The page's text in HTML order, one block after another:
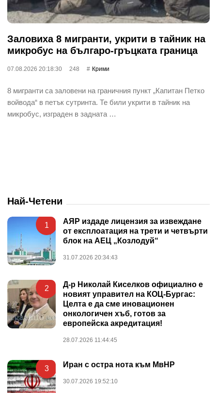
Заловиха 8 мигранти, укрити в тайник на
микробус на българо-гръцката граница
07.08.2026 20:18:30 248 Крими
8 мигранти са заловени на граничния пункт „Капитан Петко
войвода“ в петък сутринта. Те били укрити в тайник на
микробус, изграден в задната …
Най-Четени
1
АЯР издаде лицензия за извеждане
от експлоатация на трети и четвърти
блок на АЕЦ „Козлодуй“
31.07.2026 20:34:43
2
Д-р Николай Киселков официално е
новият управител на КОЦ-Бургас:
Целта е да сме иновационен
онкологичен хъб, готов за
европейска акредитация!
28.07.2026 11:44:45
3 Иран с остра нота към МвНР
30.07.2026 19:52:10